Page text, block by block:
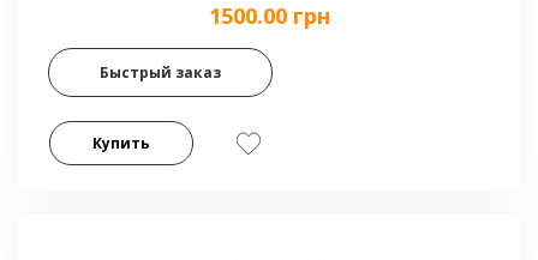
1500.00 грн
Быстрый заказ
Купить